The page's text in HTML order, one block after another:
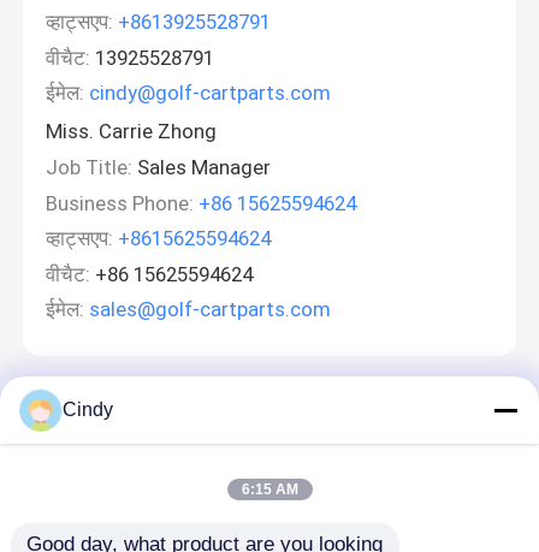
व्हाट्सएप: +8613925528791
वीचैट: 13925528791
ईमेल: cindy@golf-cartparts.com
Miss. Carrie Zhong
Job Title: Sales Manager
Business Phone: +86 15625594624
व्हाट्सएप: +8615625594624
वीचैट: +86 15625594624
ईमेल: sales@golf-cartparts.com
Cindy
6:15 AM
Good day, what product are you looking